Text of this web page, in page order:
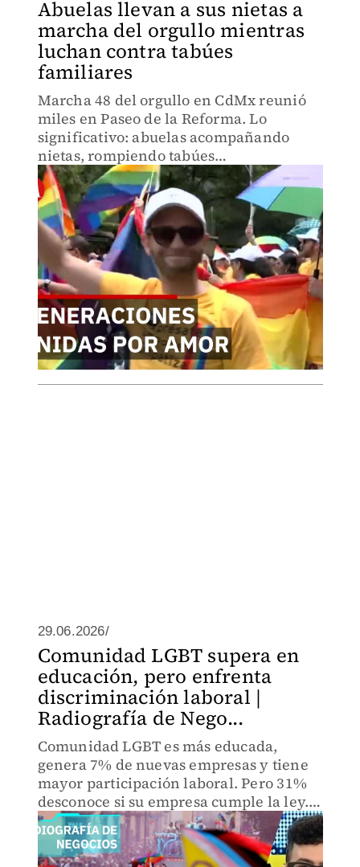
Abuelas llevan a sus nietas a
marcha del orgullo mientras
luchan contra tabúes
familiares
Marcha 48 del orgullo en CdMx reunió
miles en Paseo de la Reforma. Lo
significativo: abuelas acompañando
nietas, rompiendo tabúes
generacionales y exigiendo sociedad sin
violencia. Acto de amor
intergeneracional que desafía prejuicios
familiares.
29.06.2026/
Comunidad LGBT supera en
educación, pero enfrenta
discriminación laboral |
Radiografía de Nego...
Comunidad LGBT es más educada,
genera 7% de nuevas empresas y tiene
mayor participación laboral. Pero 31%
desconoce si su empresa cumple la ley.
¿Por qué persiste discriminación si la ley
existe desde 2023?